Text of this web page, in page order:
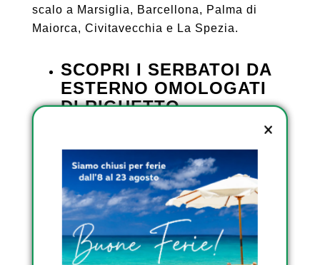
scalo a Marsiglia, Barcellona, ​​Palma di
Maiorca, Civitavecchia e La Spezia.
SCOPRI I SERBATOI DA
ESTERNO OMOLOGATI
DI RIGHETTO
SCOPRI I SERBATOI
TRASPORTABILI
OMOLOGATI DI
RIGHETTO